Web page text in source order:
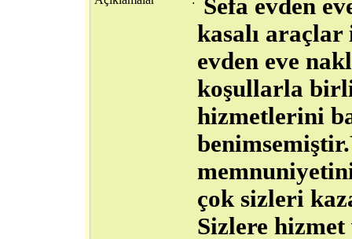
Sefa evden
kasalı
evden eve
koşullarla
hizmetlerini
çok sizleri
Sizlere